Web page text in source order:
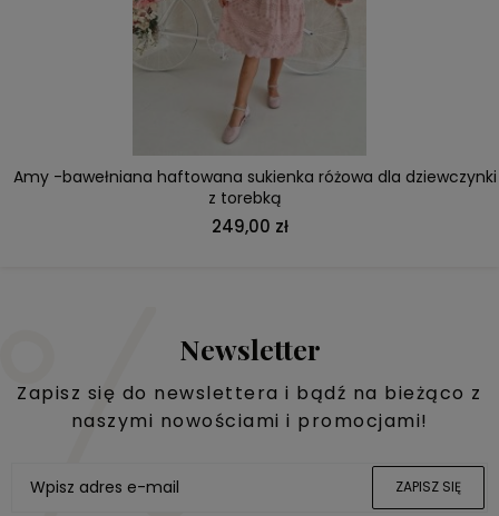
Balerinki srebrne z tiulową kokardą na ozdobnym obcasie
149,00 zł
DO KOSZYKA
Newsletter
Zapisz się do newslettera i bądź na bieżąco z
naszymi nowościami i promocjami!
ZAPISZ SIĘ